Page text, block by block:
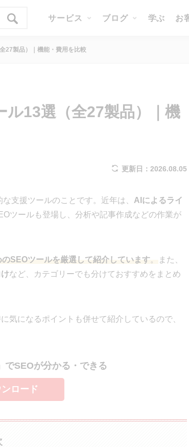
サービス ブログ 学ぶ お
27製品）｜機能・費用を比較
13選（全27製品）｜機
更新日：2026.08.05
支援ツールのことです。近年は、 AIによるライ
ツールも登場し、分析や記事作成などの作業が
のSEOツールを厳選して紹介しています。
また、
など、カテゴリーでも分けておすすめをまとめ
気になるポイントも併せて紹介しているので、
でSEOが分かる・できる
ロード